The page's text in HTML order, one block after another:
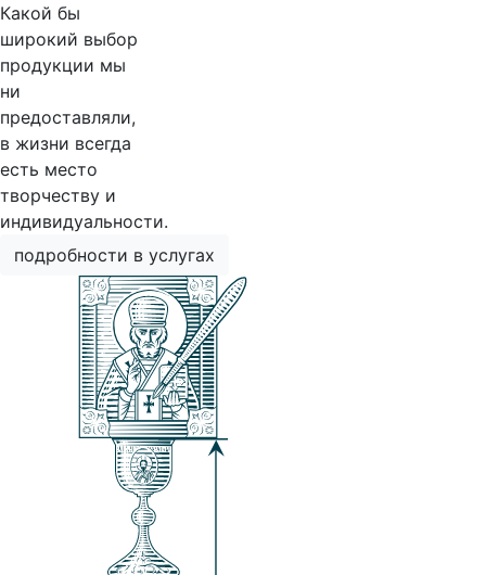
Какой бы
широкий выбор
продукции мы
ни
предоставляли,
в жизни всегда
есть место
творчеству и
индивидуальности.
подробности в услугах